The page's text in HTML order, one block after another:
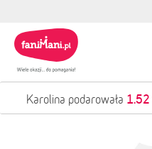
Karolina podarowała 1.52